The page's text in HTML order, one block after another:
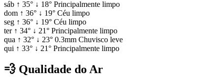
sáb ↑ 35° ↓ 18° Principalmente limpo
dom ↑ 36° ↓ 19° Céu limpo
seg ↑ 36° ↓ 19° Céu limpo
ter ↑ 34° ↓ 21° Principalmente limpo
qua ↑ 32° ↓ 23° 0.3mm Chuvisco leve
qui ↑ 33° ↓ 21° Principalmente limpo
💨 Qualidade do Ar